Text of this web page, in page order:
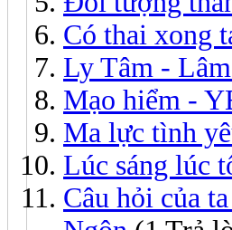
Có thai xong
Ly Tâm -
Mạo hiểm -
Ma lực tình
Lúc sáng lúc
Câu hỏi của